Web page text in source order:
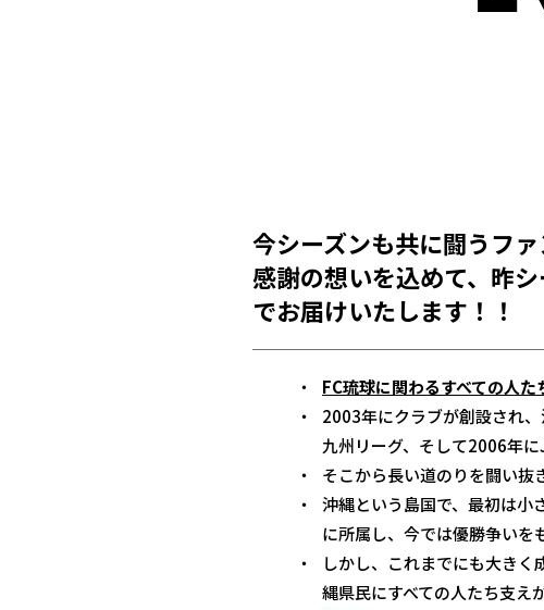
今シーズンも共に闘うフ
感謝の想いを込めて、昨
でお届けいたします！！
FC琉球に関わるすべての人
2003年にクラブが創設され
九州リーグ、そして2006年に
そこから長い道のりを闘い抜
沖縄という島国で、最初は小
に所属し、今では優勝争いを
しかし、これまでにも大き
縄県民にすべての人たち支え